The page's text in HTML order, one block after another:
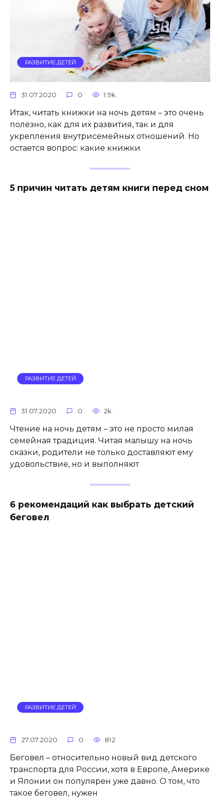
РАЗВИТИЕ ДЕТЕЙ
31.07.2020 0 1.9k.
Итак, читать книжки на ночь детям – это очень
полезно, как для их развития, так и для
укрепления внутрисемейных отношений. Но
остается вопрос: какие книжки
5 причин читать детям книги перед сном
РАЗВИТИЕ ДЕТЕЙ
31.07.2020 0 2k.
Чтение на ночь детям – это не просто милая
семейная традиция. Читая малышу на ночь
сказки, родители не только доставляют ему
удовольствие, но и выполняют
6 рекомендаций как выбрать детский
беговел
РАЗВИТИЕ ДЕТЕЙ
27.07.2020 0 812
Беговел – относительно новый вид детского
транспорта для России, хотя в Европе, Америке
и Японии он популярен уже давно. О том, что
такое беговел, нужен